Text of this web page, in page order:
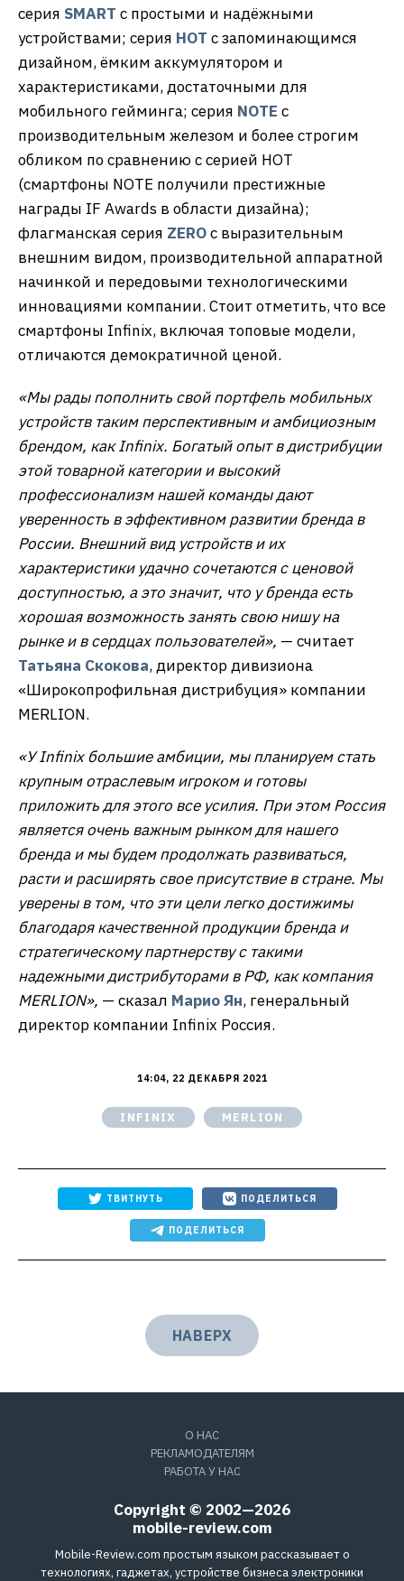
серия SMART с простыми и надёжными
устройствами; серия HOT с запоминающимся
дизайном, ёмким аккумулятором и
характеристиками, достаточными для
мобильного гейминга; серия NOTE с
производительным железом и более строгим
обликом по сравнению с серией HOT
(смартфоны NOTE получили престижные
награды IF Awards в области дизайна);
флагманская серия ZEROс выразительным
внешним видом, производительной аппаратной
начинкой и передовыми технологическими
инновациями компании. Стоит отметить, что все
смартфоны Infinix, включая топовые модели,
отличаются демократичной ценой.
«Мы рады пополнить свой портфель мобильных
устройств таким перспективным и амбициозным
брендом, как Infinix. Богатый опыт в дистрибуции
этой товарной категории и высокий
профессионализм нашей команды дают
уверенность в эффективном развитии бренда в
России. Внешний вид устройств и их
характеристики удачно сочетаются с ценовой
доступностью, а это значит, что у бренда есть
хорошая возможность занять свою нишу на
рынке и в сердцах пользователей», — считает
Татьяна Скокова, директор дивизиона
«Широкопрофильная дистрибуция» компании
MERLION.
«У Infinix большие амбиции, мы планируем стать
крупным отраслевым игроком и готовы
приложить для этого все усилия. При этом Россия
является очень важным рынком для нашего
бренда и мы будем продолжать развиваться,
расти и расширять свое присутствие в стране. Мы
уверены в том, что эти цели легко достижимы
благодаря качественной продукции бренда и
стратегическому партнерству с такими
надежными дистрибуторами в РФ, как компания
MERLION», — сказал Марио Ян, генеральный
директор компании Infinix Россия.
14:04, 22 ДЕКАБРЯ 2021
INFINIX MERLION
ТВИТНУТЬ ПОДЕЛИТЬСЯ
ПОДЕЛИТЬСЯ
НАВЕРХ
О НАС
РЕКЛАМОДАТЕЛЯМ
РАБОТА У НАС
Copyright © 2002—2026
mobile-review.com
Mobile-Review.com простым языком рассказывает о
технологиях, гаджетах, устройстве бизнеса электроники